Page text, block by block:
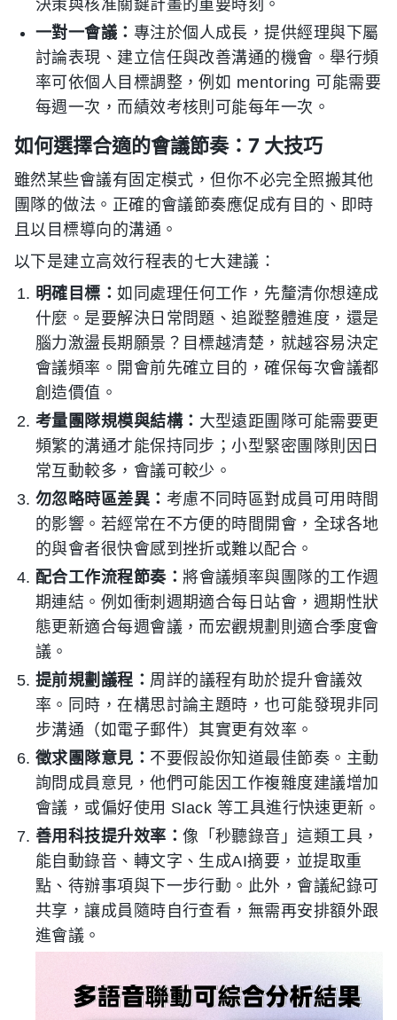
決策與核准關鍵計畫的重要時刻。
一對一會議： 專注於個人成長，提供經理與下屬
討論表現、建立信任與改善溝通的機會。舉行頻
率可依個人目標調整，例如 mentoring 可能需要
每週一次，而績效考核則可能每年一次。
如何選擇合適的會議節奏：7 大技巧
雖然某些會議有固定模式，但你不必完全照搬其他
團隊的做法。正確的會議節奏應促成有目的、即時
且以目標導向的溝通。
以下是建立高效行程表的七大建議：
明確目標：如同處理任何工作，先釐清你想達成
什麼。是要解決日常問題、追蹤整體進度，還是
腦力激盪長期願景？目標越清楚，就越容易決定
會議頻率。開會前先確立目的，確保每次會議都
創造價值。
考量團隊規模與結構： 大型遠距團隊可能需要更
頻繁的溝通才能保持同步；小型緊密團隊則因日
常互動較多，會議可較少。
勿忽略時區差異： 考慮不同時區對成員可用時間
的影響。若經常在不方便的時間開會，全球各地
的與會者很快會感到挫折或難以配合。
配合工作流程節奏：將會議頻率與團隊的工作週
期連結。例如衝刺週期適合每日站會，週期性狀
態更新適合每週會議，而宏觀規劃則適合季度會
議。
提前規劃議程： 周詳的議程有助於提升會議效
率。同時，在構思討論主題時，也可能發現非同
步溝通（如電子郵件）其實更有效率。
徵求團隊意見： 不要假設你知道最佳節奏。主動
詢問成員意見，他們可能因工作複雜度建議增加
會議，或偏好使用 Slack 等工具進行快速更新。
善用科技提升效率：像「秒聽錄音」這類工具，
能自動錄音、轉文字、生成AI摘要，並提取重
點、待辦事項與下一步行動。此外，會議紀錄可
共享，讓成員隨時自行查看，無需再安排額外跟
進會議。